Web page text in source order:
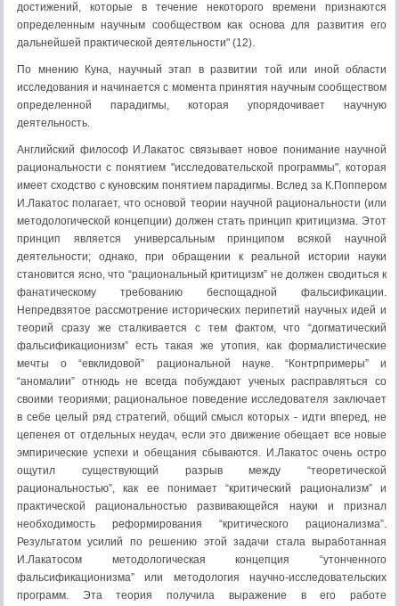
достижений, которые в течение некоторого времени признаются
определенным научным сообществом как основа для развития его
дальнейшей практической деятельности" (12).
По мнению Куна, научный этап в развитии той или иной области
исследования и начинается с момента принятия научным сообществом
определенной парадигмы, которая упорядочивает научную
деятельность.
Английский философ И.Лакатос связывает новое понимание научной
рациональности с понятием "исследовательской программы", которая
имеет сходство с куновским понятием парадигмы. Вслед за К.Поппером
И.Лакатос полагает, что основой теории научной рациональности (или
методологической концепции) должен стать принцип критицизма. Этот
принцип является универсальным принципом всякой научной
деятельности; однако, при обращении к реальной истории науки
становится ясно, что “рациональный критицизм” не должен сводиться к
фанатическому требованию беспощадной фальсификации.
Непредвзятое рассмотрение исторических перипетий научных идей и
теорий сразу же сталкивается с тем фактом, что “догматический
фальсификационизм” есть такая же утопия, как формалистические
мечты о “евклидовой” рациональной науке. “Контрпримеры” и
“аномалии” отнюдь не всегда побуждают ученых расправляться со
своими теориями; рациональное поведение исследователя заключает
в себе целый ряд стратегий, общий смысл которых - идти вперед, не
цепенея от отдельных неудач, если это движение обещает все новые
эмпирические успехи и обещания сбываются. И.Лакатос очень остро
ощутил существующий разрыв между “теоретической
рациональностью”, как ее понимает “критический рационализм” и
практической рациональностью развивающейся науки и признал
необходимость реформирования “критического рационализма”.
Результатом усилий по решению этой задачи стала выработанная
И.Лакатосом методологическая концепция “утонченного
фальсификационизма” или методология научно-исследовательских
программ. Эта теория получила выражение в его работе